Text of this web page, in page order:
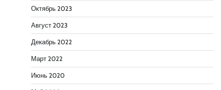
Октябрь 2023
Август 2023
Декабрь 2022
Март 2022
Июнь 2020